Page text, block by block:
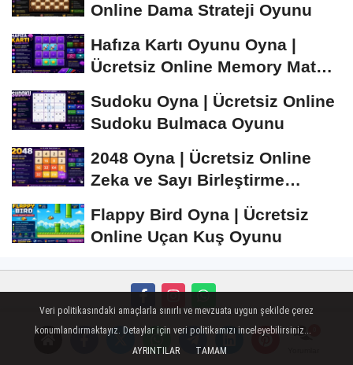
Online Dama Strateji Oyunu
Hafıza Kartı Oyunu Oyna |
Ücretsiz Online Memory Match
Sudoku Oyna | Ücretsiz Online
Sudoku Bulmaca Oyunu
2048 Oyna | Ücretsiz Online
Zeka ve Sayı Birleştirme
Flappy Bird Oyna | Ücretsiz
Online Uçan Kuş Oyunu
Künye İletişim Çerez Politikası Gizlilik İlkeleri
islami sohbet Peugeot Oto Cam
Veri politikasındaki amaçlarla sınırlı ve mevzuata uygun şekilde çerez
konumlandırmaktayız. Detaylar için veri politikamızı inceleyebilirsiniz...
AYRINTILAR
TAMAM